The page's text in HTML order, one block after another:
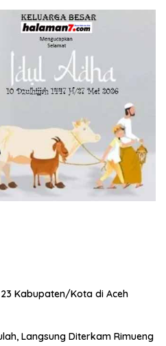
Kabupaten/Kota di Aceh
Langsung Diterkam Rimueng